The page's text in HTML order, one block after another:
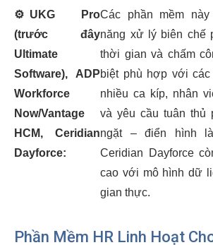
⚙️ UKG Pro
(trước đây
Ultimate
Software), ADP
Workforce
Now/Vantage
HCM, Ceridian
Dayforce:
Các phần mềm
năng xử lý biên chế
thời gian và chấm
biệt phù hợp với
nhiều ca kíp, nhân
và yêu cầu tuân thủ
ngặt – điển hình
Ceridian Dayforce
cao với mô hình dữ
gian thực.
Phần Mềm HR Linh Hoạt